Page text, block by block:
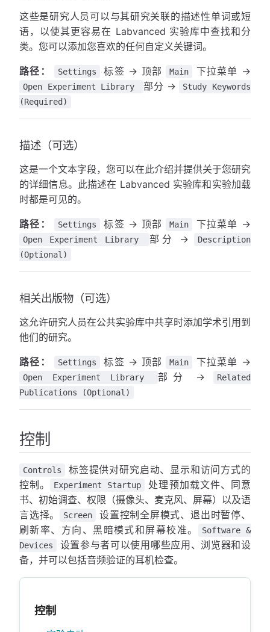
这些是研究人员可以与其研究关联的描述性单词或短
语，以使其更容易在 Labvanced 实验库中查找和分
类。您可以添加您喜欢的任何自定义关键词。
路径： Settings 标签 → 顶部 Main 下拉菜单 →
Open Experiment Library 部分 →
Study Keywords
(Required)
描述（可选）
这是一个文本字段，您可以在此介绍并提供关于您研究
的详细信息。此描述在 Labvanced 实验库和实验加载
时都是可见的。
路径： Settings 标签 → 顶部 Main 下拉菜单 →
Open Experiment Library 部分 →
Description
(Optional)
相关出版物（可选）
这允许研究人员在公共实验库中共享时添加学术引用到
他们的研究。
路径： Settings 标签 → 顶部 Main 下拉菜单 →
Open Experiment Library 部分 →
Related
Publications (Optional)
控制
Controls
标签提供对研究启动、显示和访问方式的
控制。
Experiment Startup
处理预加载文件、同意
书、初始调查、权限（摄像头、麦克风、屏幕）以及语
言选择。
Screen
设置控制全屏模式、退出时暂停、
刷新率、方向、黑暗模式和屏幕校准。
Software &
Devices
设置参与者可以使用哪些应用、浏览器和设
备，并可以包括音频验证的耳机检查。
控制